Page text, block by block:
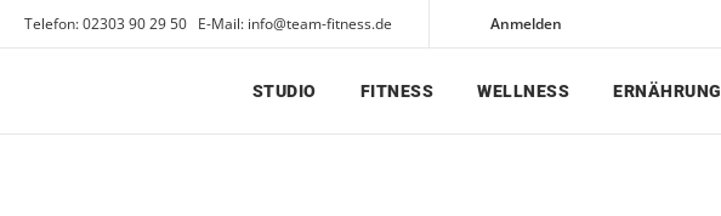
Telefon: 02303 90 29 50 E-Mail: info@team-fitness.de Anmelden
STUDIO FITNESS WELLNESS ERNÄHRUNG